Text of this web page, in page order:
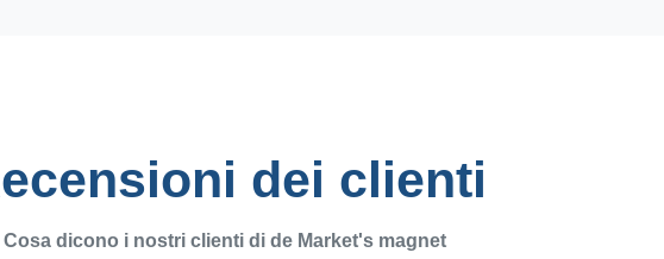
dei clienti
Cosa dicono i nostri clienti di de Market's magnet